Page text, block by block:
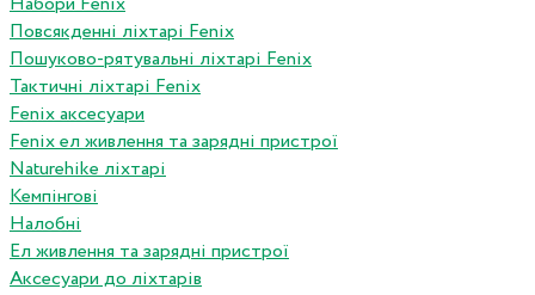
Повсякденні ліхтарі Fenix
Пошуково-рятувальні ліхтарі Fenix
Тактичні ліхтарі Fenix
Fenix аксесуари
Fenix ел живлення та зарядні пристрої
Naturehike ліхтарі
Кемпінгові
Налобні
Ел живлення та зарядні пристрої
Аксесуари до ліхтарів